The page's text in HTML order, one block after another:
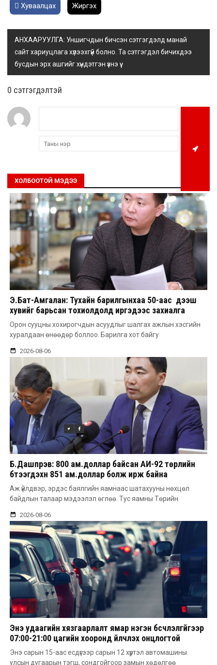
Хуваалцах Жиргэх
АНХААРУУЛГА: Уншигчдын бичсэн сэтгэгдэлд манай
сайт хариуцлага хүлээхгүй болно. Та сэтгэгдэл бичихдээ
бусдын эрх ашгийг хүндэтгэн үзнэ үү.
0 cэтгэгдэлтэй
ХОЛБООТОЙ МЭДЭЭ
Э.Бат-Амгалан: Тухайн барилгынхаа 50-аас дээш
хувийг барьсан тохиолдолд иргэдээс захиалга
авдаг болгоно
Орон сууцны хохирогчдын асуудлыг шалгах ажлын хэсгийн
хуралдаан өнөөдөр боллоо. Барилга хот байгу
2026-08-06
Б.Дашпүрэв: 800 ам.доллар байсан АИ-92 төрлийн
бүтээгдэхүүн 851 ам.доллар болж ирж байна
Аж үйлдвэр, эрдэс баялгийн яамнаас шатахууны нөхцөл
байдлын талаар мэдээлэл өглөө. Тус яамны Төрийн
2026-08-06
Энэ удаагийн хязгаарлалт ямар нэгэн бүсчлэлгүйгээр
07:00-21:00 цагийн хооронд үйлчлэх онцлогтой
Энэ сарын 15-аас есдүгээр сарын 12 хүртэл автомашины
улсын дугаарын тэгш, сондгойгоор замын хөдөлгөө